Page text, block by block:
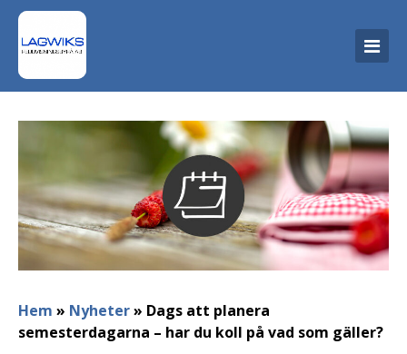
Hem » Nyheter» Dags att planera
semesterdagarna – har du koll på vad som gäller?